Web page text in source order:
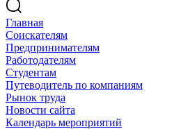
Главная
Соискателям
Предпринимателям
Работодателям
Студентам
Путеводитель по компаниям
Рынок труда
Новости сайта
Календарь мероприятий